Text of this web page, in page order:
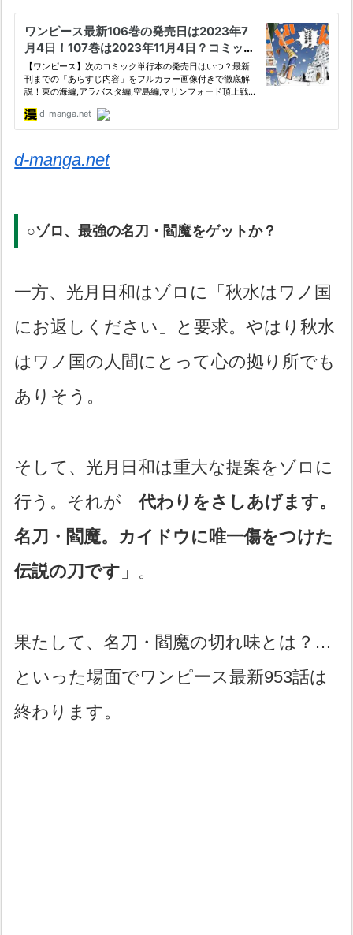
d-manga.net
○ゾロ、最強の名刀・閻魔をゲットか？
一方、光月日和はゾロに「秋水はワノ国
にお返しください」と要求。やはり秋水
はワノ国の人間にとって心の拠り所でも
ありそう。
そして、光月日和は重大な提案をゾロに
行う。それが「代わりをさしあげます。
名刀・閻魔。カイドウに唯一傷をつけた
伝説の刀です 」。
果たして、名刀・閻魔の切れ味とは？…
といった場面でワンピース最新953話は
終わります。